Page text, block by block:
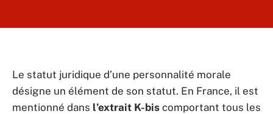
Le statut juridique d’une personnalité morale
désigne un élément de son statut. En France, il est
mentionné dans l’extrait K-bis comportant tous les